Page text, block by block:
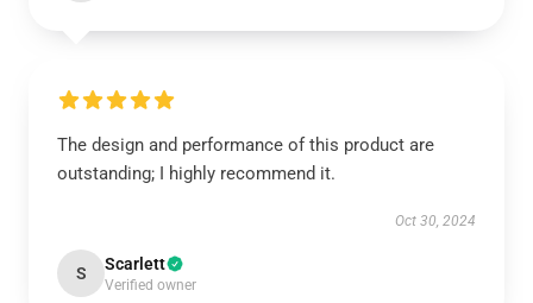
The design and performance of this product are
outstanding; I highly recommend it.
Oct 30, 2024
S Scarlett
Verified owner